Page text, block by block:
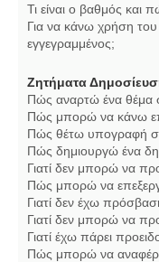
Τι είναι ο βαθμός και
Για να κάνω χρήση
εγγεγραμμένος;
Ζητήματα
Πώς αναρτώ ένα θέμα
Πώς μπορώ να κάνω
Πώς θέτω υπογραφή
Πώς δημιουργώ ένα
Γιατί δεν μπορώ να
Πώς μπορώ να
Γιατί δεν έχω
Γιατί δεν μπορώ να
Γιατί έχω πάρει
Πώς μπορώ να